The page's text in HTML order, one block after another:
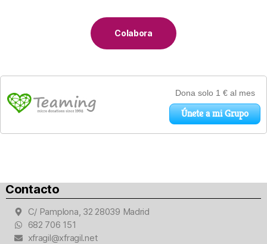
Colabora
Contacto
C/ Pamplona, 32 28039 Madrid
682 706 151
xfragil@xfragil.net